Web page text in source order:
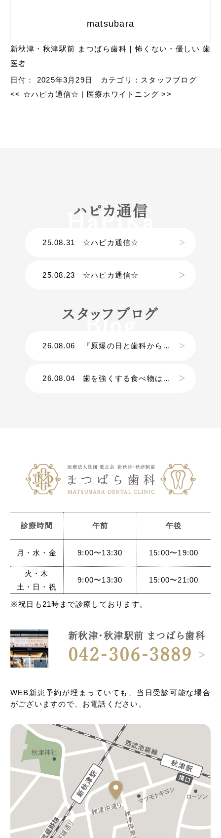
matsubara
新秋津・秋津駅前 まつばら歯科｜怖くない・優しい 歯
医者
日付： 2025年3月29日 カテゴリ： スタッフブログ
<< ☆ハピカ通信☆ | 医療ホワイトニング>>
ハピカ通信
25.08.31 ☆ハピカ通信☆
25.08.23 ☆ハピカ通信☆
スタッフブログ
26.08.06 『原爆の日と歯科から考える災害』
26.08.04 歯を強くする食べ物は？？
診療時間 午前 午後
月・水・金 9:00〜13:30 15:00〜19:00
火・木
土・日・祝
9:00〜13:30 15:00〜21:00
※祝日も21時まで診療しております。
新秋津・秋津駅前 まつばら歯科
042-306-3889
WEB新患予約が埋まっていても、当日受診可能な場合
がございますので、お電話ください。